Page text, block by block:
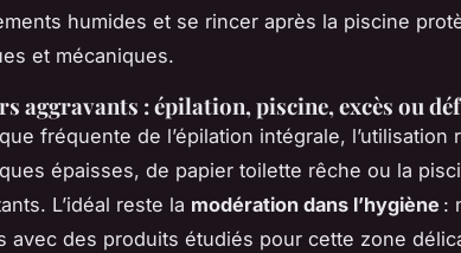
humides et se rincer après la piscine
et mécaniques.
aggravants : épilation, piscine, excès ou
fréquente de l’épilation intégrale,
épaisses, de papier toilette rêche ou la
L’idéal reste la modération dans l’hygiène :
avec des produits étudiés pour cette zone